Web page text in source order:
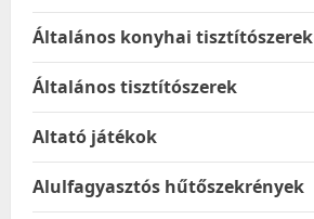
Általános konyhai tisztítószerek
Általános tisztítószerek
Altató játékok
Alulfagyasztós hűtőszekrények